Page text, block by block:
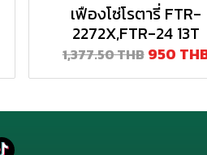
เฟืองโซ่โรตารี่ FTR-
2272X,FTR-24 13T
1,377.50 THB 950